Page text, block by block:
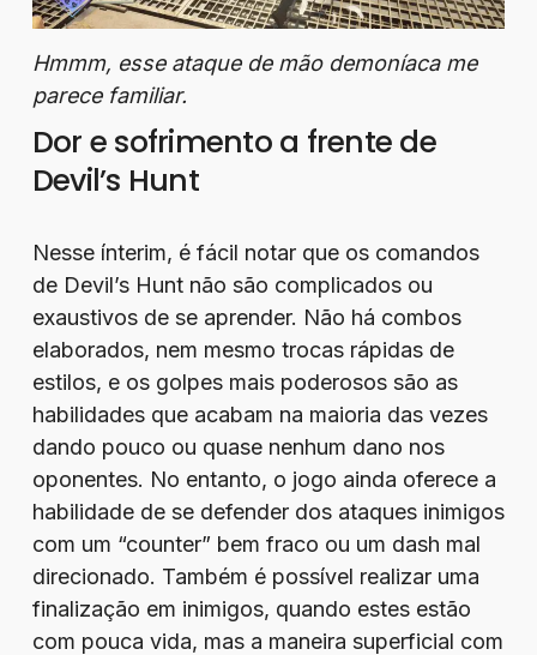
Hmmm, esse ataque de mão demoníaca me
parece familiar.
Dor e sofrimento a frente de
Devil’s Hunt
Nesse ínterim, é fácil notar que os comandos
de Devil’s Hunt não são complicados ou
exaustivos de se aprender. Não há combos
elaborados, nem mesmo trocas rápidas de
estilos, e os golpes mais poderosos são as
habilidades que acabam na maioria das vezes
dando pouco ou quase nenhum dano nos
oponentes. No entanto, o jogo ainda oferece a
habilidade de se defender dos ataques inimigos
com um “counter” bem fraco ou um dash mal
direcionado. Também é possível realizar uma
finalização em inimigos, quando estes estão
com pouca vida, mas a maneira superficial com